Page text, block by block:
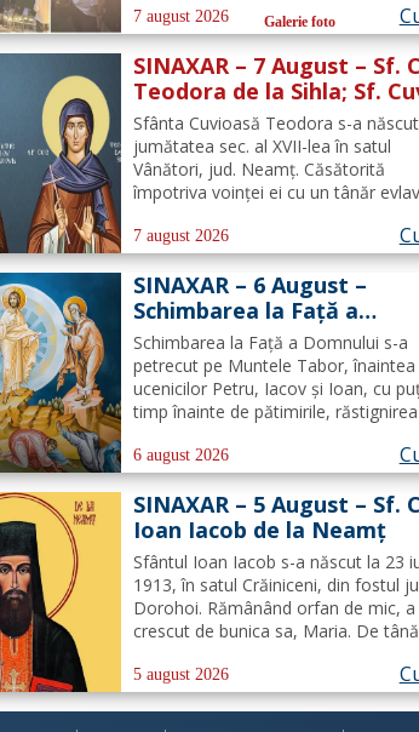
Conform programului oficial
de Asociația Nord, mai jos se
sinteza activităților,...
7 august 2026 Galerie foto
SINAXAR – 7 August – Sf.
Teodora de la Sihla; Sf.
Pafnutie - Pârvu Zugravul
Sfânta Cuvioasă Teodora s-a
jumătatea sec. al XVII-lea în satul
Vânători, jud. Neamţ. Căsătorită
împotriva voinţei ei cu un tânăr
îmbrăţişat viaţa monahală la Schitul
Vărzăreşti, Vrancea, iar soţul ei, de
asemenea, s-a călugărit la...
7 august 2026
SINAXAR – 6 August –
Schimbarea la Față a
Domnului (dezlegare la
Schimbarea la Față a Domnului s-a
petrecut pe Muntele Tabor, înaintea
ucenicilor Petru, Iacov și Ioan, cu
timp înainte de pătimirile,
Hristos. Urcându-Se pe munte,
Domnul S-a depărtat puţin de
suindu-Se pe un loc mai...
6 august 2026
SINAXAR – 5 August – Sf.
Ioan Iacob de la Neamţ
Sfântul Ioan Iacob s-a născut la 23
1913, în satul Crăiniceni, din fostul
Dorohoi. Rămânând orfan de mic,
crescut de bunica sa, Maria. De
vârsta de 20 de ani, și-a îndreptat
spre Mănăstirea Neamț. La 8 aprilie
5 august 2026